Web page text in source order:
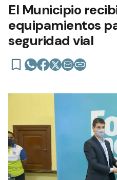
El Municipio
equipamientos
seguridad vial